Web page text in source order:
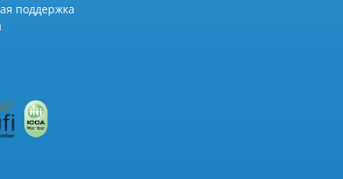
поддержка